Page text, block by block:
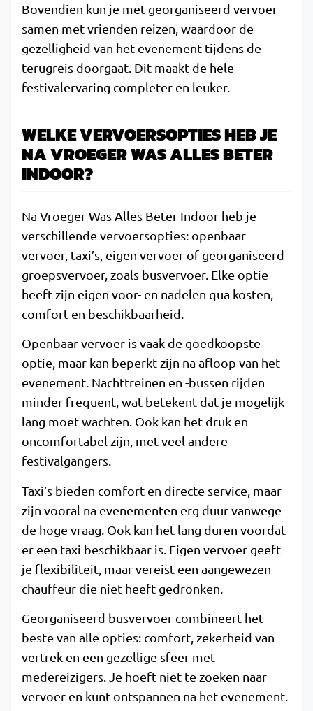
Bovendien kun je met georganiseerd vervoer
samen met vrienden reizen, waardoor de
gezelligheid van het evenement tijdens de
terugreis doorgaat. Dit maakt de hele
festivalervaring completer en leuker.
WELKE VERVOERSOPTIES HEB JE
NA VROEGER WAS ALLES BETER
INDOOR?
Na Vroeger Was Alles Beter Indoor heb je
verschillende vervoersopties: openbaar
vervoer, taxi’s, eigen vervoer of georganiseerd
groepsvervoer, zoals busvervoer. Elke optie
heeft zijn eigen voor- en nadelen qua kosten,
comfort en beschikbaarheid.
Openbaar vervoer is vaak de goedkoopste
optie, maar kan beperkt zijn na afloop van het
evenement. Nachttreinen en -bussen rijden
minder frequent, wat betekent dat je mogelijk
lang moet wachten. Ook kan het druk en
oncomfortabel zijn, met veel andere
festivalgangers.
Taxi’s bieden comfort en directe service, maar
zijn vooral na evenementen erg duur vanwege
de hoge vraag. Ook kan het lang duren voordat
er een taxi beschikbaar is. Eigen vervoer geeft
je flexibiliteit, maar vereist een aangewezen
chauffeur die niet heeft gedronken.
Georganiseerd busvervoer combineert het
beste van alle opties: comfort, zekerheid van
vertrek en een gezellige sfeer met
medereizigers. Je hoeft niet te zoeken naar
vervoer en kunt ontspannen na het evenement.